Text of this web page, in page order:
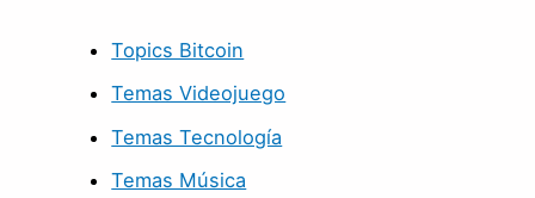
Topics Bitcoin
Temas Videojuego
Temas Tecnología
Temas Música